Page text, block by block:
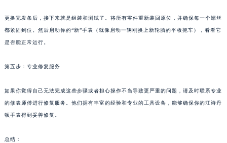
更换完发条后，接下来就是组装和测试了。将所有零件重新装回原位，并确保每一个螺丝
都紧固到位。然后启动你的“新”手表（就像启动一辆刚换上新轮胎的平板拖车），看看它
是否能正常运行。
第五步：专业修复服务
如果你觉得自己无法完成这些步骤或者担心操作不当导致更严重的问题，请及时联系专业
的修表师傅进行修复服务。他们拥有丰富的经验和专业的工具设备，能够确保你的江诗丹
顿手表得到妥善修复。
总结：